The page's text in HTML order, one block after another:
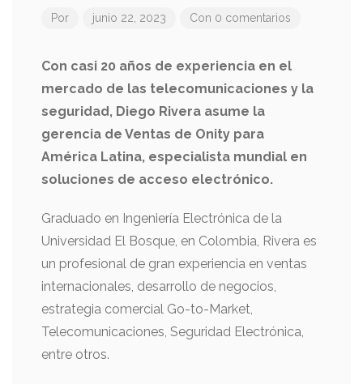
Por junio 22, 2023 Con 0 comentarios
Con casi 20 años de experiencia en el
mercado de las telecomunicaciones y la
seguridad, Diego Rivera asume la
gerencia de Ventas de Onity para
América Latina, especialista mundial en
soluciones de acceso electrónico.
Graduado en Ingeniería Electrónica de la
Universidad El Bosque, en Colombia, Rivera es
un profesional de gran experiencia en ventas
internacionales, desarrollo de negocios,
estrategia comercial Go-to-Market,
Telecomunicaciones, Seguridad Electrónica,
entre otros.